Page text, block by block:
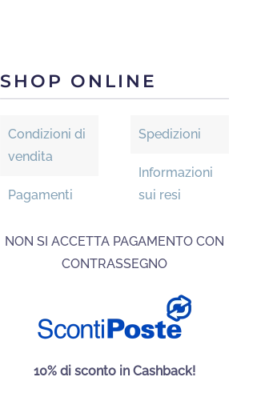
possono
scelte
pagina
del
SHOP ONLINE
Condizioni di
vendita
Pagamenti
Spedizioni
Informazioni
sui resi
NON SI ACCETTA PAGAMENTO CON
CONTRASSEGNO
10% di sconto in Cashback!